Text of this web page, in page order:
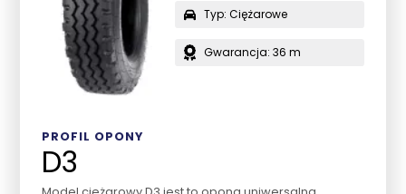
Typ: Ciężarowe
Gwarancja: 36 m
PROFIL OPONY
D3